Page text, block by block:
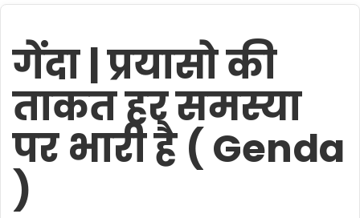
गेंदा | प्रयासो की
ताकत हर समस्या
पर भारी है ( Genda
)